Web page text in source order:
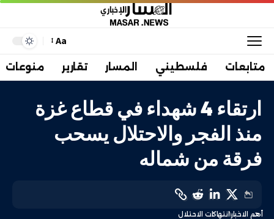
Aa
متابعات فلسطيني المسار تقارير منوعات
ارتقاء 4 شهداء في قطاع غزة
منذ الفجر والاحتلال يسحب
فرقة من شماله
أهم الاخبارانتهاكات الاحتلال